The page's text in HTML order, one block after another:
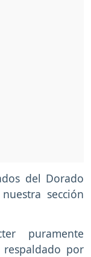
del Dorado
sección
puramente
por